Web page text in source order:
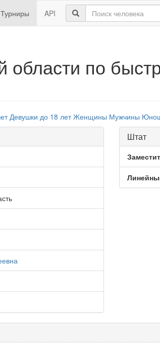
Турниры API
области по
Девушки до 18 лет Женщины Мужчины
Штат